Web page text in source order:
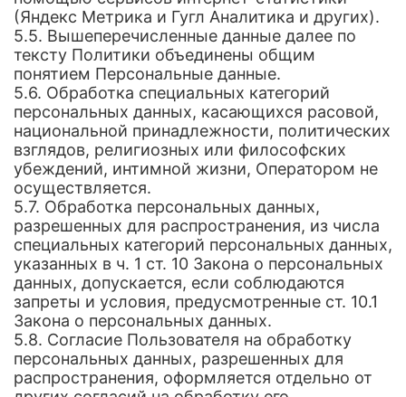
(Яндекс Метрика и Гугл Аналитика и других).
5.5. Вышеперечисленные данные далее по
тексту Политики объединены общим
понятием Персональные данные.
5.6. Обработка специальных категорий
персональных данных, касающихся расовой,
национальной принадлежности, политических
взглядов, религиозных или философских
убеждений, интимной жизни, Оператором не
осуществляется.
5.7. Обработка персональных данных,
разрешенных для распространения, из числа
специальных категорий персональных данных,
указанных в ч. 1 ст. 10 Закона о персональных
данных, допускается, если соблюдаются
запреты и условия, предусмотренные ст. 10.1
Закона о персональных данных.
5.8. Согласие Пользователя на обработку
персональных данных, разрешенных для
распространения, оформляется отдельно от